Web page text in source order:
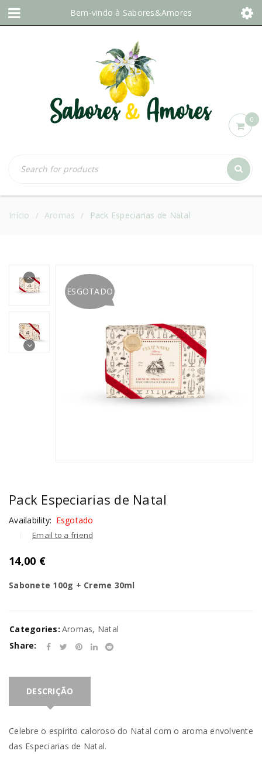
Bem-vindo à Sabores&Amores
0
Início / Aromas / Pack Especiarias de Natal
ESGOTADO
Pack Especiarias de Natal
Availability: Esgotado
Email to a friend
14,00 €
Sabonete 100g + Creme 30ml
Categories: Aromas, Natal
Share:
DESCRIÇÃO
Celebre o espírito caloroso do Natal com o aroma envolvente
das Especiarias de Natal.